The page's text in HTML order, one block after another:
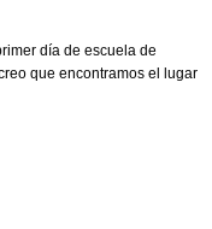
día de escuela de
que encontramos el lugar